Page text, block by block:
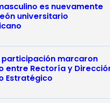
es nuevamente
universitario
participación marcaron
entre Rectoría y
Estratégico